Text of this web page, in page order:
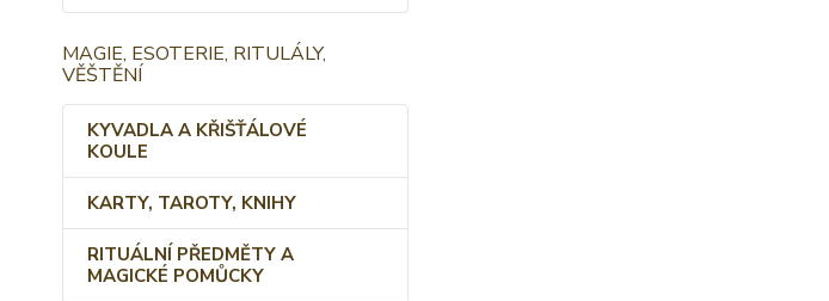
MAGIE, ESOTERIE, RITULÁLY,
VĚŠTĚNÍ
KYVADLA A KŘIŠŤÁLOVÉ
KOULE
KARTY, TAROTY, KNIHY
RITUÁLNÍ PŘEDMĚTY A
MAGICKÉ POMŮCKY